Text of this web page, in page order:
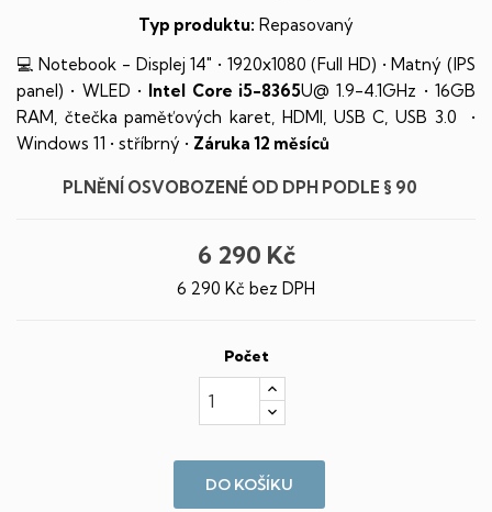
Typ produktu: Repasovaný
💻 Notebook - Displej 14" • 1920x1080 (Full HD) • Matný (IPS
panel) • WLED • Intel Core i5-8365U@ 1.9-4.1GHz • 16GB
RAM, čtečka paměťových karet, HDMI, USB C, USB 3.0 •
Windows 11 • stříbrný • Záruka 12 měsíců
PLNĚNÍ OSVOBOZENÉ OD DPH PODLE § 90
6 290 Kč
6 290 Kč bez DPH
Počet
DO KOŠÍKU